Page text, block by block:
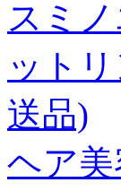
スミ
ット
送品)
ヘア美